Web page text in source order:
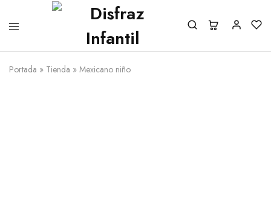
Portada » Tienda » Mexicano niño